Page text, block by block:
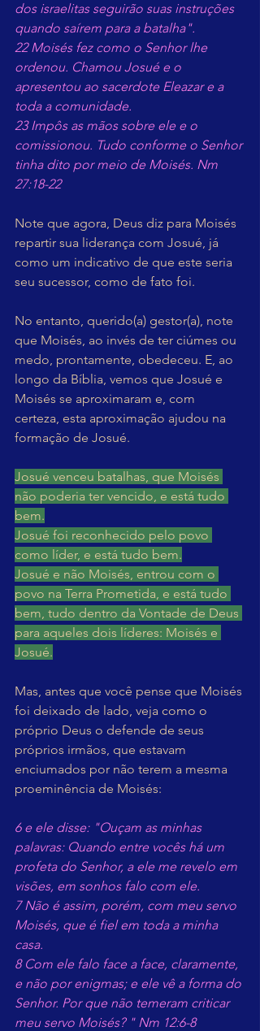
dos israelitas seguirão suas instruções
quando saírem para a batalha".
22 Moisés fez como o Senhor lhe
ordenou. Chamou Josué e o
apresentou ao sacerdote Eleazar e a
toda a comunidade.
23 Impôs as mãos sobre ele e o
comissionou. Tudo conforme o Senhor
tinha dito por meio de Moisés. Nm
27:18-22
Note que agora, Deus diz para Moisés
repartir sua liderança com Josué, já
como um indicativo de que este seria
seu sucessor, como de fato foi.
No entanto, querido(a) gestor(a), note
que Moisés, ao invés de ter ciúmes ou
medo, prontamente, obedeceu. E, ao
longo da Bíblia, vemos que Josué e
Moisés se aproximaram e, com
certeza, esta aproximação ajudou na
formação de Josué.
Josué venceu batalhas, que Moisés
não poderia ter vencido, e está tudo
bem.
Josué foi reconhecido pelo povo
como líder, e está tudo bem.
Josué e não Moisés, entrou com o
povo na Terra Prometida, e está tudo
bem, tudo dentro da Vontade de Deus
para aqueles dois líderes: Moisés e
Josué.
Mas, antes que você pense que Moisés
foi deixado de lado, veja como o
próprio Deus o defende de seus
próprios irmãos, que estavam
enciumados por não terem a mesma
proeminência de Moisés:
6 e ele disse: "Ouçam as minhas
palavras: Quando entre vocês há um
profeta do Senhor, a ele me revelo em
visões, em sonhos falo com ele.
7 Não é assim, porém, com meu servo
Moisés, que é fiel em toda a minha
casa.
8 Com ele falo face a face, claramente,
e não por enigmas; e ele vê a forma do
Senhor. Por que não temeram criticar
meu servo Moisés? " Nm 12:6-8